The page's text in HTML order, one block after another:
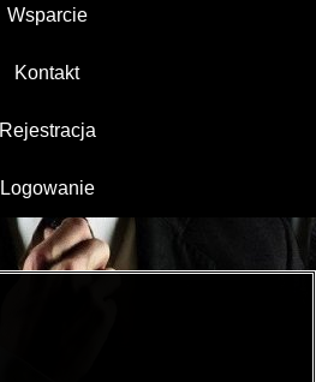
Wsparcie
Kontakt
Rejestracja
Logowanie